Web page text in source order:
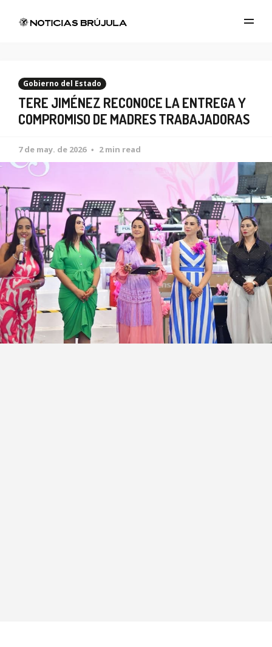
Gobierno del Estado
TERE JIMÉNEZ RECONOCE LA ENTREGA Y
COMPROMISO DE MADRES TRABAJADORAS
7 de may. de 2026 2 min read